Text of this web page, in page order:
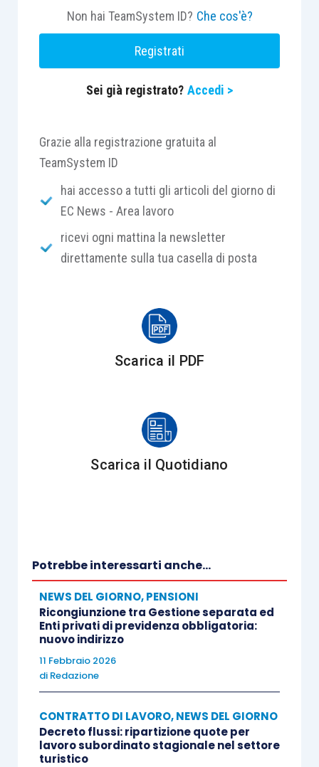
Non hai TeamSystem ID? Che cos'è?
Registrati
Sei già registrato? Accedi >
Grazie alla registrazione gratuita al
TeamSystem ID
hai accesso a tutti gli articoli del giorno di
EC News - Area lavoro
ricevi ogni mattina la newsletter
direttamente sulla tua casella di posta
Scarica il PDF
Scarica il Quotidiano
Potrebbe interessarti anche...
NEWS DEL GIORNO,PENSIONI
Ricongiunzione tra Gestione separata ed
Enti privati di previdenza obbligatoria:
nuovo indirizzo
11 Febbraio 2026
di Redazione
CONTRATTO DI LAVORO,NEWS DEL GIORNO
Decreto flussi: ripartizione quote per
lavoro subordinato stagionale nel settore
turistico